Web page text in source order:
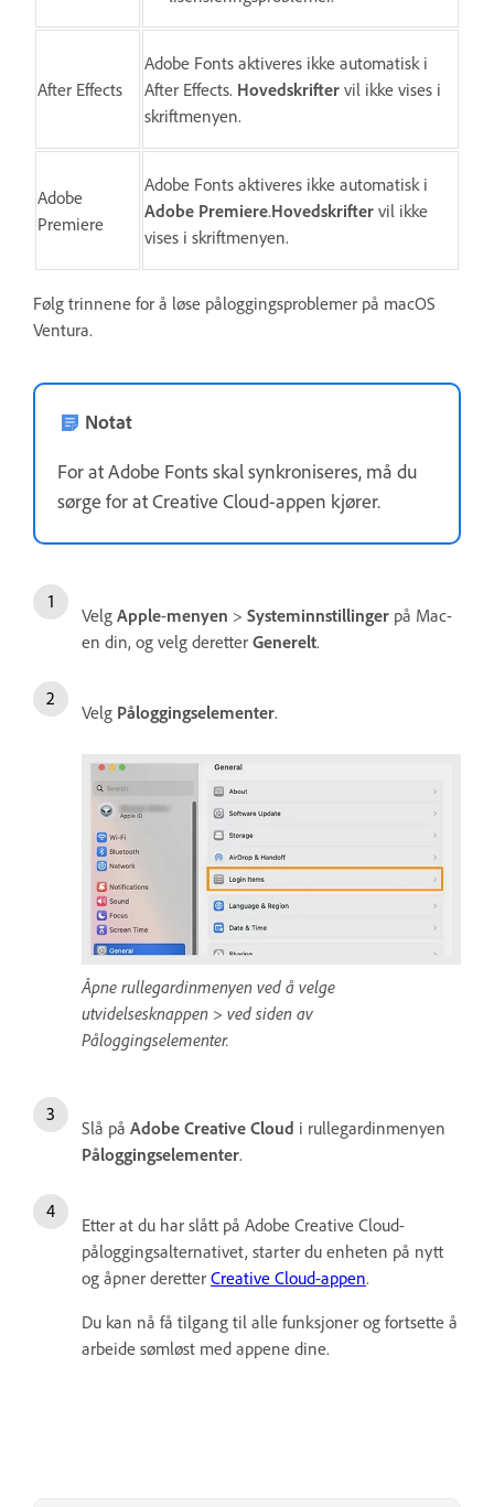
After Effects
Adobe Fonts aktiveres ikke automatisk i
After Effects. Hovedskrifter vil ikke vises i
skriftmenyen.
Adobe
Premiere
Adobe Fonts aktiveres ikke automatisk i
Adobe Premiere.Hovedskrifter vil ikke
vises i skriftmenyen.
Følg trinnene for å løse påloggingsproblemer på macOS
Ventura.
Notat
For at Adobe Fonts skal synkroniseres, må du
sørge for at Creative Cloud-appen kjører.
Velg Apple-menyen > Systeminnstillinger på Mac-
en din, og velg deretter Generelt.
Velg Påloggingselementer.
Åpne rullegardinmenyen ved å velge
utvidelsesknappen > ved siden av
Påloggingselementer.
Slå på Adobe Creative Cloud i rullegardinmenyen
Påloggingselementer.
Etter at du har slått på Adobe Creative Cloud-
påloggingsalternativet, starter du enheten på nytt
og åpner deretter Creative Cloud-appen.
Du kan nå få tilgang til alle funksjoner og fortsette å
arbeide sømløst med appene dine.